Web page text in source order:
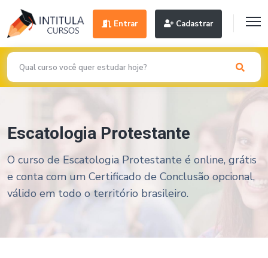
Entrar Cadastrar
Escatologia Protestante
O curso de Escatologia Protestante é online, grátis
e conta com um Certificado de Conclusão opcional,
válido em todo o território brasileiro.